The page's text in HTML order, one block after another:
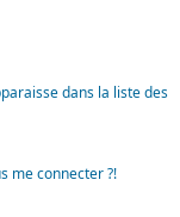
dans la liste des
me connecter ?!